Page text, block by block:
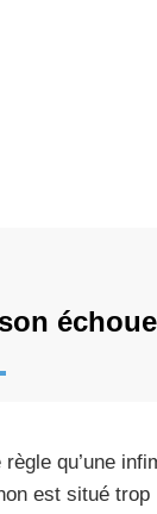
qu’une
est situé trop